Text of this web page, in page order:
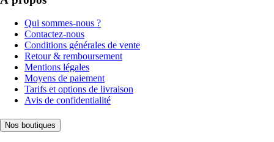
Qui sommes-nous ?
Contactez-nous
Conditions générales de vente
Retour & remboursement
Mentions légales
Moyens de paiement
Tarifs et options de livraison
Avis de confidentialité
Nos boutiques